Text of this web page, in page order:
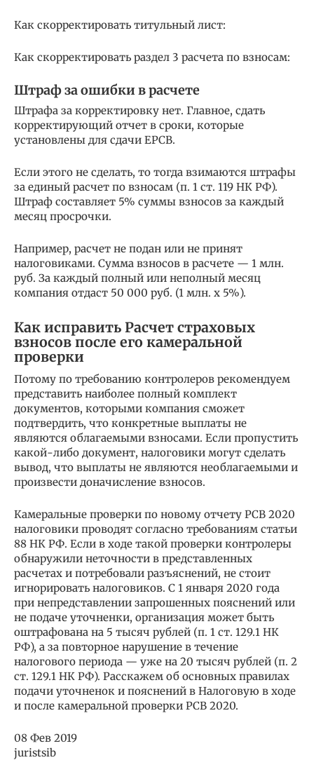
Как скорректировать титульный лист:
Как скорректировать раздел 3 расчета по взносам:
Штраф за ошибки в расчете
Штрафа за корректировку нет. Главное, сдать
корректирующий отчет в сроки, которые
установлены для сдачи ЕРСВ.
Если этого не сделать, то тогда взимаются штрафы
за единый расчет по взносам (п. 1 ст. 119 НК РФ).
Штраф составляет 5% суммы взносов за каждый
месяц просрочки.
Например, расчет не подан или не принят
налоговиками. Сумма взносов в расчете — 1 млн.
руб. За каждый полный или неполный месяц
компания отдаст 50 000 руб. (1 млн. x 5%).
Как исправить Расчет страховых
взносов после его камеральной
проверки
Потому по требованию контролеров рекомендуем
представить наиболее полный комплект
документов, которыми компания сможет
подтвердить, что конкретные выплаты не
являются облагаемыми взносами. Если пропустить
какой-либо документ, налоговики могут сделать
вывод, что выплаты не являются необлагаемыми и
произвести доначисление взносов.
Камеральные проверки по новому отчету РСВ 2020
налоговики проводят согласно требованиям статьи
88 НК РФ. Если в ходе такой проверки контролеры
обнаружили неточности в представленных
расчетах и потребовали разъяснений, не стоит
игнорировать налоговиков. С 1 января 2020 года
при непредставлении запрошенных пояснений или
не подаче уточненки, организация может быть
оштрафована на 5 тысяч рублей (п. 1 ст. 129.1 НК
РФ), а за повторное нарушение в течение
налогового периода — уже на 20 тысяч рублей (п. 2
ст. 129.1 НК РФ). Расскажем об основных правилах
подачи уточненок и пояснений в Налоговую в ходе
и после камеральной проверки РСВ 2020.
08 Фев 2019
juristsib